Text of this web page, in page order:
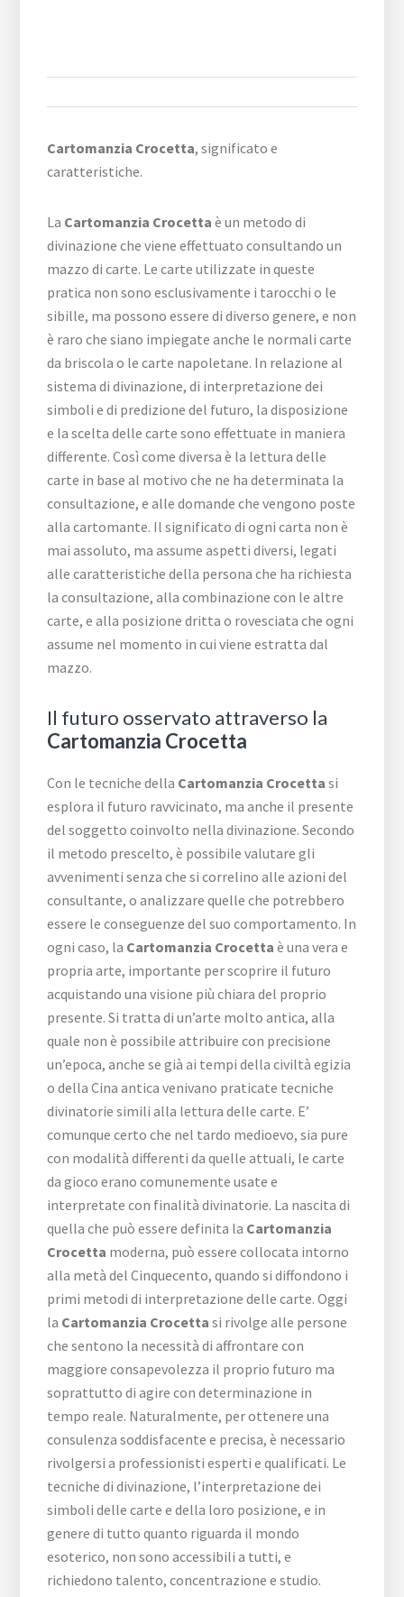
Cartomanzia Crocetta, significato e
caratteristiche.
La Cartomanzia Crocetta è un metodo di
divinazione che viene effettuato consultando un
mazzo di carte. Le carte utilizzate in queste
pratica non sono esclusivamente i tarocchi o le
sibille, ma possono essere di diverso genere, e non
è raro che siano impiegate anche le normali carte
da briscola o le carte napoletane. In relazione al
sistema di divinazione, di interpretazione dei
simboli e di predizione del futuro, la disposizione
e la scelta delle carte sono effettuate in maniera
differente. Così come diversa è la lettura delle
carte in base al motivo che ne ha determinata la
consultazione, e alle domande che vengono poste
alla cartomante. Il significato di ogni carta non è
mai assoluto, ma assume aspetti diversi, legati
alle caratteristiche della persona che ha richiesta
la consultazione, alla combinazione con le altre
carte, e alla posizione dritta o rovesciata che ogni
assume nel momento in cui viene estratta dal
mazzo.
Il futuro osservato attraverso la
Cartomanzia Crocetta
Con le tecniche della Cartomanzia Crocetta si
esplora il futuro ravvicinato, ma anche il presente
del soggetto coinvolto nella divinazione. Secondo
il metodo prescelto, è possibile valutare gli
avvenimenti senza che si correlino alle azioni del
consultante, o analizzare quelle che potrebbero
essere le conseguenze del suo comportamento. In
ogni caso, la Cartomanzia Crocetta è una vera e
propria arte, importante per scoprire il futuro
acquistando una visione più chiara del proprio
presente. Si tratta di un’arte molto antica, alla
quale non è possibile attribuire con precisione
un’epoca, anche se già ai tempi della civiltà egizia
o della Cina antica venivano praticate tecniche
divinatorie simili alla lettura delle carte. E’
comunque certo che nel tardo medioevo, sia pure
con modalità differenti da quelle attuali, le carte
da gioco erano comunemente usate e
interpretate con finalità divinatorie. La nascita di
quella che può essere definita la Cartomanzia
Crocetta moderna, può essere collocata intorno
alla metà del Cinquecento, quando si diffondono i
primi metodi di interpretazione delle carte. Oggi
la Cartomanzia Crocetta si rivolge alle persone
che sentono la necessità di affrontare con
maggiore consapevolezza il proprio futuro ma
soprattutto di agire con determinazione in
tempo reale. Naturalmente, per ottenere una
consulenza soddisfacente e precisa, è necessario
rivolgersi a professionisti esperti e qualificati. Le
tecniche di divinazione, l’interpretazione dei
simboli delle carte e della loro posizione, e in
genere di tutto quanto riguarda il mondo
esoterico, non sono accessibili a tutti, e
richiedono talento, concentrazione e studio.